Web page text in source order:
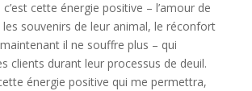
cette énergie positive – l’amour de
souvenirs de leur animal, le réconfort
il ne souffre plus – qui
clients durant leur processus de deuil.
énergie positive qui me permettra,